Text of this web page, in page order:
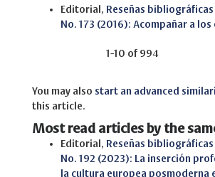
Editorial, Reseñas bibliográficas
No. 173 (2016): Acompañar a los
1-10 of 994
You may also start an advanced
this article.
Most read articles by the
Editorial, Reseñas bibliográficas
No. 192 (2023): La inserción
la cultura europea posmoderna